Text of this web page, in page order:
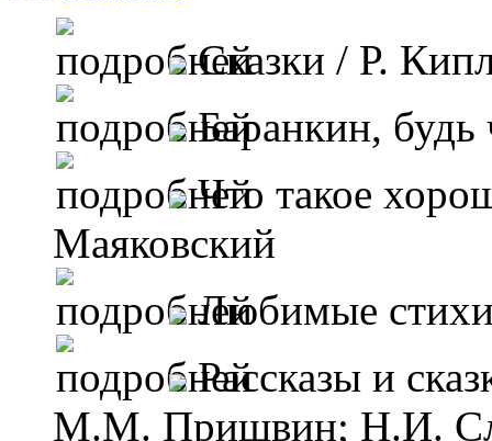
Сказки / Р.
Баранкин, будь
Что такое
Маяковский
Любимые
Рассказы и
М.М. Пришвин; Н.И.